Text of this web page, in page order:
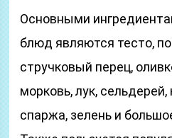
Основными
блюд являются тесто,
стручковый перец,
морковь, лук,
спаржа, зелень и